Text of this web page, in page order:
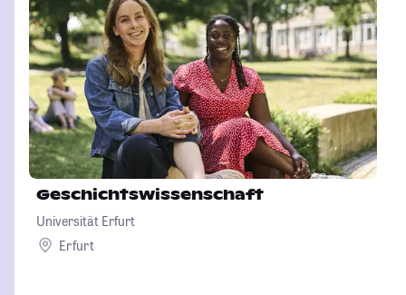
Geschichtswissenschaft
Universität Erfurt
Erfurt